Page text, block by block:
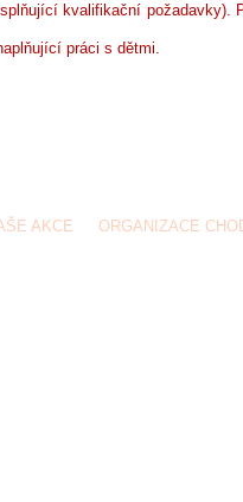
kvalifikační požadavky).
práci s dětmi.
AKCE ORGANIZACE